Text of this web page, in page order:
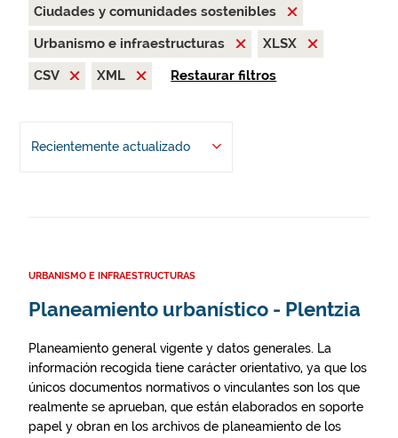
Ciudades y comunidades sostenibles
Urbanismo e infraestructuras
XLSX
CSV
XML Restaurar filtros
Recientemente actualizado
URBANISMO E INFRAESTRUCTURAS
Planeamiento urbanístico - Plentzia
Planeamiento general vigente y datos generales. La
información recogida tiene carácter orientativo, ya que los
únicos documentos normativos o vinculantes son los que
realmente se aprueban, que están elaborados en soporte
papel y obran en los archivos de planeamiento de los